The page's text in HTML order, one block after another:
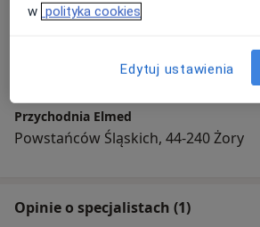
Przychodnia Elmed
Powstańców Śląskich, 44-240 Żory
Opinie o specjalistach (1)
w polityka cookies
Edytuj ustawienia